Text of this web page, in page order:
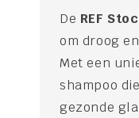
De REF
om droog
Met een
shampoo
gezonde